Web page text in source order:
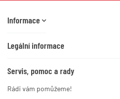
Informace
Legální informace
Servis, pomoc a rady
Rádi vám pomůžeme!